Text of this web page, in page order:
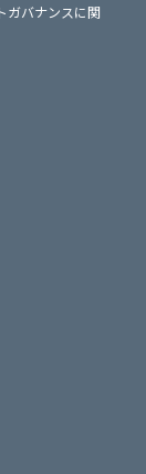
ガバナンスに関